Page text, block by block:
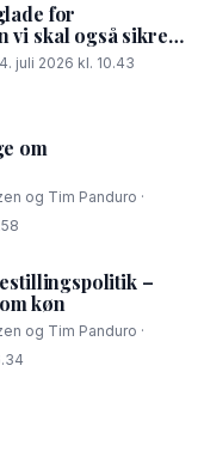
for
vi skal også sikre,
god nattesøvn«
juli 2026 kl. 10.43
om
og Tim Panduro ·
–
køn
og Tim Panduro ·